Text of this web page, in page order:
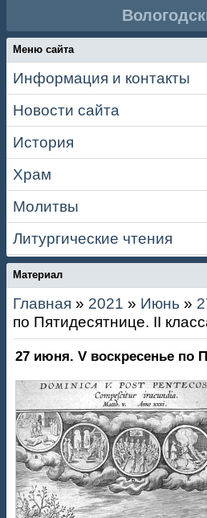
Меню сайта
Информация и контакты
Новости сайта
История
Храм
Молитвы
Литургические чтения
Материал
Главная » 2021 » Июнь »
по Пятидесятнице. II
27 июня. V воскресенье по